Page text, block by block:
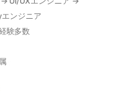
エンジニア
験多数